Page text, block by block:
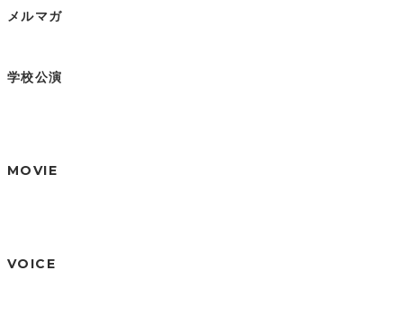
メルマガ
学校公演
MOVIE
VOICE